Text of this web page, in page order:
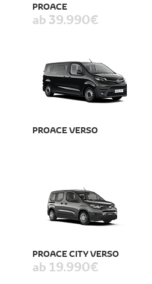
PROACE
ab 39.990 €
PROACE VERSO
PROACE CITY VERSO
ab 19.990 €